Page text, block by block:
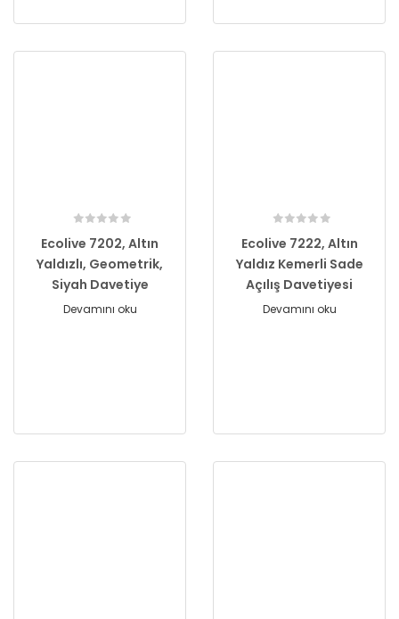
Ecolive 7202, Altın
Yaldızlı, Geometrik,
Siyah Davetiye
Devamını oku
Ecolive 7222, Altın
Yaldız Kemerli Sade
Açılış Davetiyesi
Devamını oku